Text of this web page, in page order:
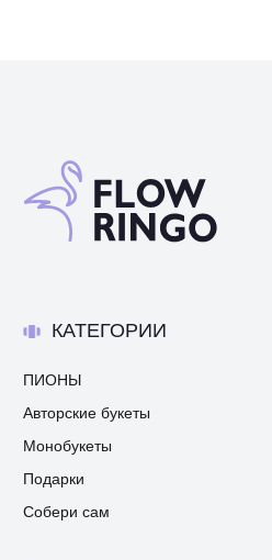
Собери сам
Подарки
Монобукеты
ПИОНЫ
Авторские букеты
КАТЕГОРИИ